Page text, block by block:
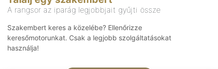
A rangsor az iparág legjobbjait gyűjti össze
Szakembert keres a közelébe? Ellenőrizze
keresőmotorunkat. Csak a legjobb szolgáltatásokat
használja!